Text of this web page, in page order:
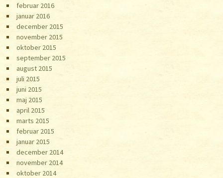
februar 2016
januar 2016
december 2015
november 2015
oktober 2015
september 2015
august 2015
juli 2015
juni 2015
maj 2015
april 2015
marts 2015
februar 2015
januar 2015
december 2014
november 2014
oktober 2014